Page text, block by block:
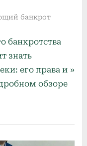
банкрот
банкротства
знать
его права и
обзоре